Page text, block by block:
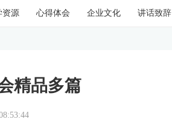
资源 心得体会 企业文化 讲话致辞
精品多篇